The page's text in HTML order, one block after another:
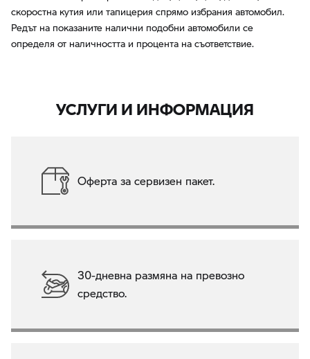
скоростна кутия или тапицерия спрямо избрания автомобил.
Редът на показаните налични подобни автомобили се
определя от наличността и процента на съответствие.
УСЛУГИ И ИНФОРМАЦИЯ
Оферта за сервизен пакет.
30-дневна размяна на превозно
средство.